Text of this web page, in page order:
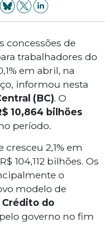
concessões de
trabalhadores do
em abril, na
informou nesta
(BC). O
10,864 bilhões
período.
2,1% em
104,112 bilhões. Os
o
modelo de
Crédito do
governo no fim